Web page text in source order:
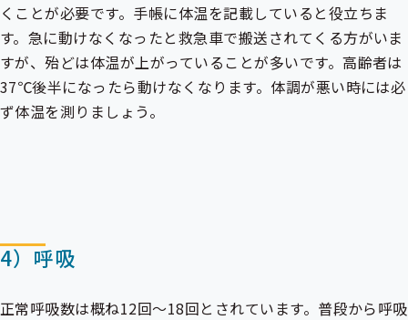
ュ
くことが必要です。手帳に体温を記載していると役立ちま
す。急に動けなくなったと救急車で搬送されてくる方がいま
すが、殆どは体温が上がっていることが多いです。高齢者は
37℃後半になったら動けなくなります。体調が悪い時には必
ず体温を測りましょう。
4）呼吸
正常呼吸数は概ね12回～18回とされています。普段から呼吸